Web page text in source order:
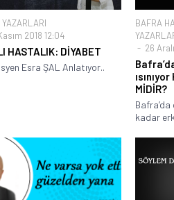
YAZARLARI
2018 12:04
HASTALIK: DİYABET
Esra ŞAL Anlatıyor..
BAFRA
26
MİDİR?
kadar